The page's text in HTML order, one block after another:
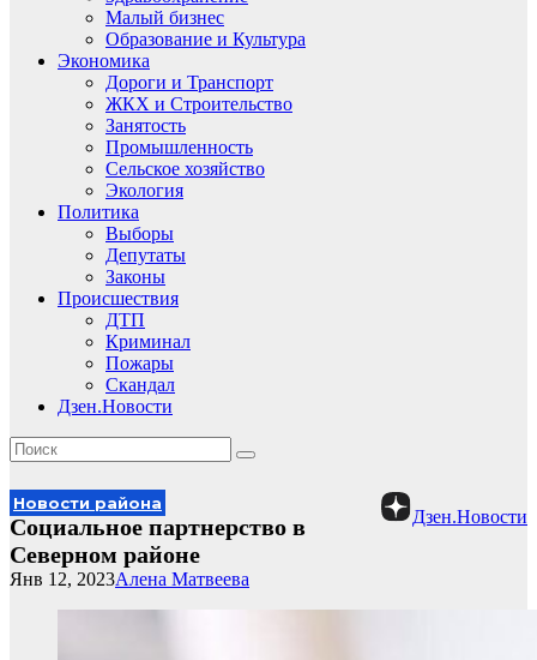
Малый бизнес
Образование и Культура
Экономика
Дороги и Транспорт
ЖКХ и Строительство
Занятость
Промышленность
Сельское хозяйство
Экология
Политика
Выборы
Депутаты
Законы
Происшествия
ДТП
Криминал
Пожары
Скандал
Дзен.Новости
Дзен.Новости
Новости района
Социальное партнерство в
Северном районе
Алена Матвеева
Янв 12, 2023